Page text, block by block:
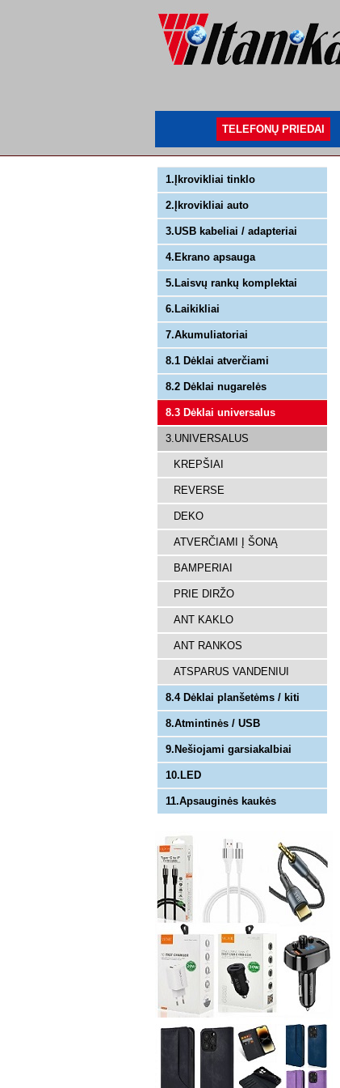
TELEFONŲ PRIEDAI
1.Įkrovikliai tinklo
2.Įkrovikliai auto
3.USB kabeliai / adapteriai
4.Ekrano apsauga
5.Laisvų rankų komplektai
6.Laikikliai
7.Akumuliatoriai
8.1 Dėklai atverčiami
8.2 Dėklai nugarelės
8.3 Dėklai universalus
3.UNIVERSALUS
KREPŠIAI
REVERSE
DEKO
ATVERČIAMI Į ŠONĄ
BAMPERIAI
PRIE DIRŽO
ANT KAKLO
ANT RANKOS
ATSPARUS VANDENIUI
8.4 Dėklai planšetėms / kiti
8.Atmintinės / USB
9.Nešiojami garsiakalbiai
10.LED
11.Apsauginės kaukės